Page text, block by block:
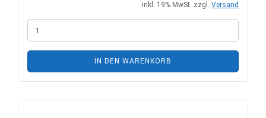
inkl. 19% MwSt. zzgl. Versand
IN DEN WARENKORB